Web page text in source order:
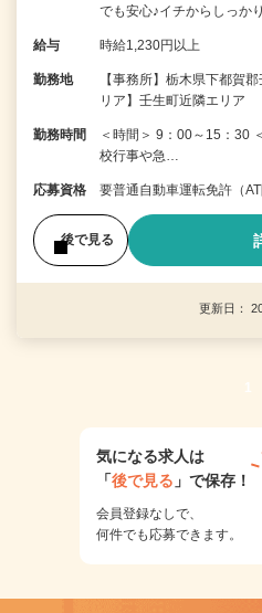
でも安心♪イチからしっか
給与 時給1,230円以上
勤務地
【事務所】栃木県下都賀
リア】壬生町近隣エリア
勤務時間
＜時間＞ 9：00～15：30
校行事や急…
応募資格 要普通自動車運転免許（AT
後で見る
更新日：
1
気になる求人は
「後で見る 」で保存！
会員登録なしで、
何件でも応募できます。